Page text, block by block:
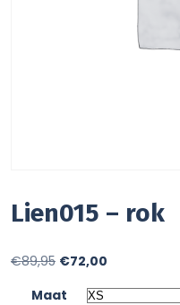
Lien015 – rok
€89,95 Oorspronkelijke
€72,00
prijs
Maat